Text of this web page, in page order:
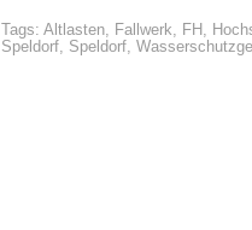
Tags: Altlasten, Fallwerk, FH ,
Speldorf, Speldorf,